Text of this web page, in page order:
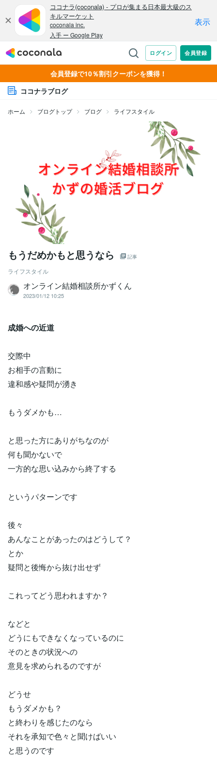
会員登録で10％割引クーポンを獲得！
ココナラブログ
ホーム ブログトップ ブログ ライフスタイル
もうだめかもと思うなら 記事
ライフスタイル
オンライン結婚相談所かずくん
2023/01/12 10:25
成婚への近道
交際中
お相手の言動に
違和感や疑問が湧き
もうダメかも…
と思った方にありがちなのが
何も聞かないで
一方的な思い込みから終了する
というパターンです
後々
あんなことがあったのはどうして？
とか
疑問と後悔から抜け出せず
これってどう思われますか？
などと
どうにもできなくなっているのに
そのときの状況への
意見を求められるのですが
どうせ
もうダメかも？
と終わりを感じたのなら
それを承知で色々と聞けばいい
と思うのです